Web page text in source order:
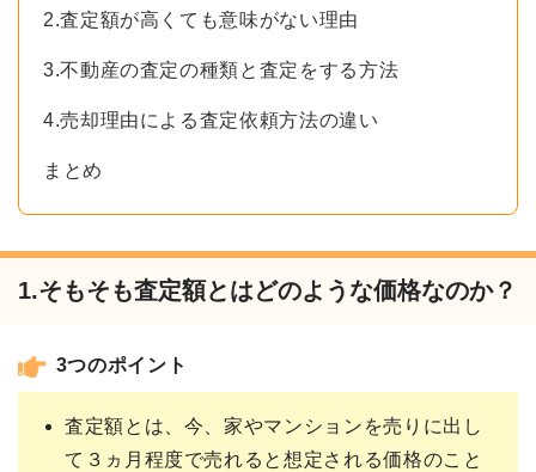
2.査定額が高くても意味がない理由
3.不動産の査定の種類と査定をする方法
4.売却理由による査定依頼方法の違い
まとめ
1.そもそも査定額とはどのような価格なのか？
3つのポイント
査定額とは、今、家やマンションを売りに出し
て３ヵ月程度で売れると想定される価格のこと